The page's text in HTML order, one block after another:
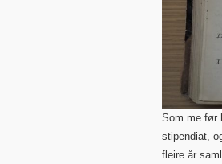
Som me før
stipendiat,
fleire år